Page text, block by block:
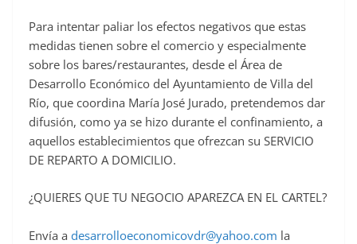
o
k
Para intentar paliar los efectos negativos que estas
medidas tienen sobre el comercio y especialmente
sobre los bares/restaurantes, desde el Área de
Desarrollo Económico del Ayuntamiento de Villa del
Río, que coordina María José Jurado, pretendemos dar
difusión, como ya se hizo durante el confinamiento, a
aquellos establecimientos que ofrezcan su SERVICIO
DE REPARTO A DOMICILIO.
¿QUIERES QUE TU NEGOCIO APAREZCA EN EL CARTEL?
Envía a desarrolloeconomicovdr@yahoo.com la